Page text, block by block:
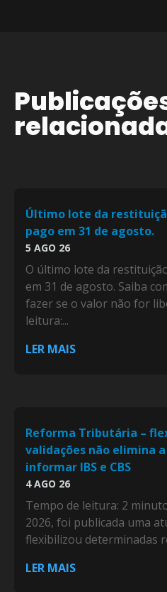
Último lote da
pago em 31 de agosto.
5 AGO 26
O último lote da
em 31 de agosto. Saiba
fazer se o valor não for
leitura:...
LER MAIS
Reforma Tributária –
validações não elimina
informar IBS e CBS
4 AGO 26
Tempo de leitura: 2
2026, foi publicada uma
flexibilizou determinadas
LER MAIS